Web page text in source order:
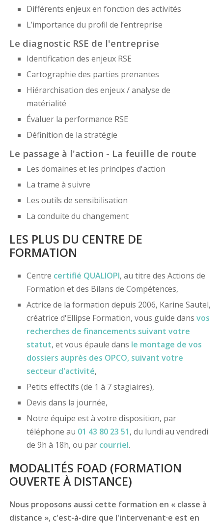
Différents enjeux en fonction des activités
L’importance du profil de l’entreprise
Le diagnostic RSE de l'entreprise
Identification des enjeux RSE
Cartographie des parties prenantes
Hiérarchisation des enjeux / analyse de
matérialité
Évaluer la performance RSE
Définition de la stratégie
Le passage à l'action - La feuille de route
Les domaines et les principes d'action
La trame à suivre
Les outils de sensibilisation
La conduite du changement
LES PLUS DU CENTRE DE
FORMATION
Centre certifié QUALIOPI, au titre des Actions de
Formation et des Bilans de Compétences,
Actrice de la formation depuis 2006, Karine Sautel,
créatrice d'Ellipse Formation, vous guide dans vos
recherches de financements suivant votre
statut, et vous épaule dans le montage de vos
dossiers auprès des OPCO, suivant votre
secteur d'activité,
Petits effectifs (de 1 à 7 stagiaires),
Devis dans la journée,
Notre équipe est à votre disposition, par
téléphone au 01 43 80 23 51, du lundi au vendredi
de 9h à 18h, ou par courriel.
MODALITÉS FOAD (FORMATION
OUVERTE À DISTANCE)
Nous proposons aussi cette formation en « classe à
distance », c'est-à-dire que l'intervenant·e est en